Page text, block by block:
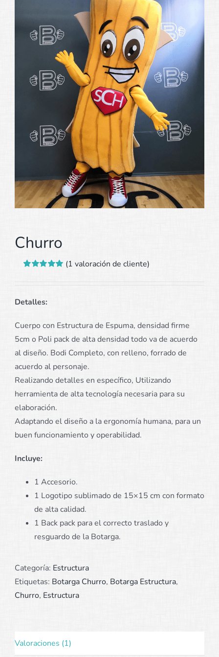
Churro
valoración de
un cliente
(1 valoración de cliente)
Detalles:
Cuerpo con Estructura de Espuma, densidad firme
5cm o Poli pack de alta densidad todo va de acuerdo
al diseño. Bodi Completo, con relleno, forrado de
acuerdo al personaje.
Realizando detalles en específico, Utilizando
herramienta de alta tecnología necesaria para su
elaboración.
Adaptando el diseño a la ergonomía humana, para un
buen funcionamiento y operabilidad.
Incluye:
1 Accesorio.
1 Logotipo sublimado de 15×15 cm con formato
de alta calidad.
1 Back pack para el correcto traslado y
resguardo de la Botarga.
Categoría: Estructura
Etiquetas: Botarga Churro, Botarga Estructura,
Churro, Estructura
Valoraciones (1)